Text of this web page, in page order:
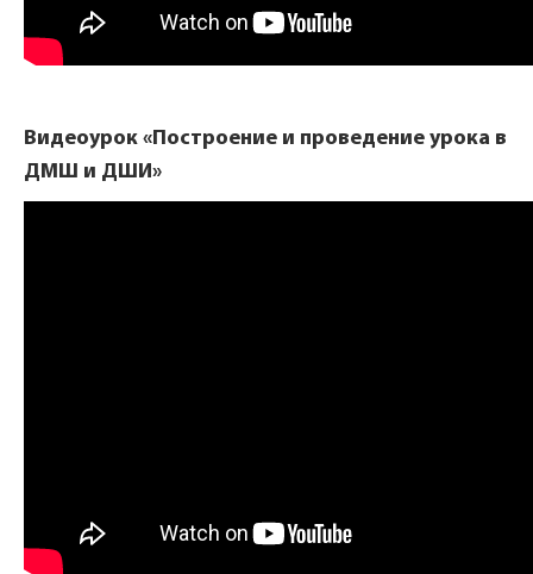
Видеоурок «Построение и проведение урока в
ДМШ и ДШИ»